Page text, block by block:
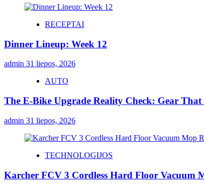
RECEPTAI
Dinner Lineup: Week 12
admin 31 liepos, 2026
AUTO
The E-Bike Upgrade Reality Check: Gear
admin 31 liepos, 2026
TECHNOLOGIJOS
Karcher FCV 3 Cordless Hard Floor Vacuum